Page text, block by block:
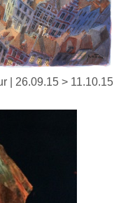
| 26.09.15 > 11.10.15